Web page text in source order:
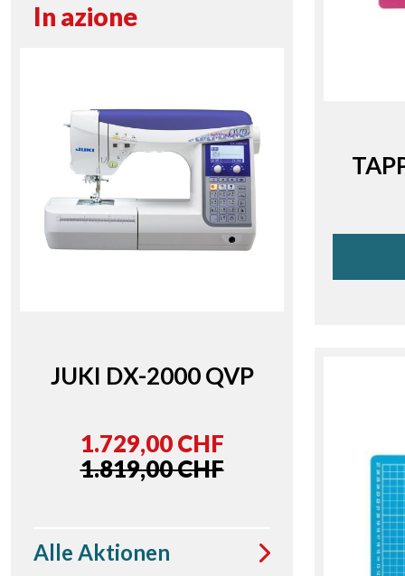
In azione
JUKI DX-2000 QVP
1.729,00 CHF
1.819,00 CHF
Alle Aktionen